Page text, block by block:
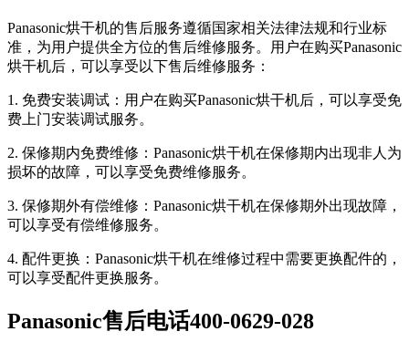
Panasonic烘干机的售后服务遵循国家相关法律法规和行业标
准，为用户提供全方位的售后维修服务。用户在购买Panasonic
烘干机后，可以享受以下售后维修服务：
1. 免费安装调试：用户在购买Panasonic烘干机后，可以享受免
费上门安装调试服务。
2. 保修期内免费维修：Panasonic烘干机在保修期内出现非人为
损坏的故障，可以享受免费维修服务。
3. 保修期外有偿维修：Panasonic烘干机在保修期外出现故障，
可以享受有偿维修服务。
4. 配件更换：Panasonic烘干机在维修过程中需要更换配件的，
可以享受配件更换服务。
Panasonic售后电话400-0629-028